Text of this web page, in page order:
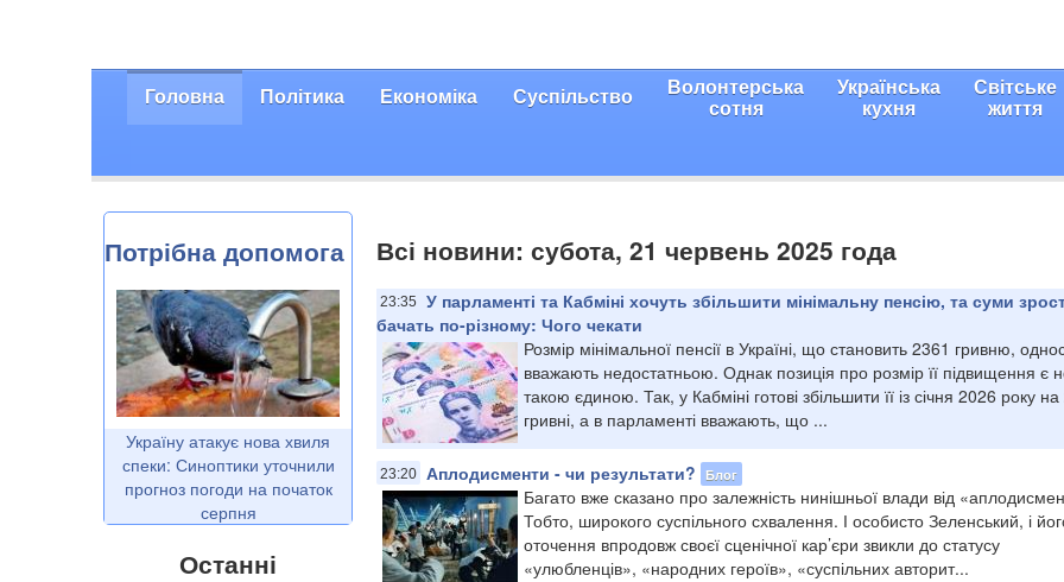
Головна Політика Економіка Суспільство Волонтерська
сотня
Українська
кухня
Світське
життя
Потрібна допомога
Україну атакує нова хвиля
спеки: Синоптики уточнили
прогноз погоди на початок
серпня
Останні
Всі новини: субота, 21 червень 2025 года
23:35
У парламенті та Кабміні хочуть збільшити мінімальну пенсію, та суми
бачать по-різному: Чого чекати
Розмір мінімальної пенсії в Україні, що становить 2361 гривню,
вважають недостатньою. Однак позиція про розмір її підвищення є
такою єдиною. Так, у Кабміні готові збільшити її із січня 2026 року
гривні, а в парламенті вважають, що ...
23:20 Аплодисменти - чи результати? Блог
Багато вже сказано про залежність нинішньої влади від
Тобто, широкого суспільного схвалення. І особисто Зеленський, і
оточення впродовж своєї сценічної кар’єри звикли до статусу
«улюбленців», «народних героїв», «суспільних авторит...